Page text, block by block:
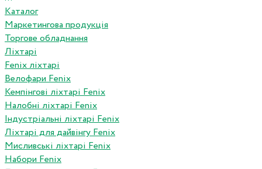
Каталог
Маркетингова продукція
Торгове обладнання
Ліхтарі
Fenix ліхтарі
Велофари Fenix
Кемпінгові ліхтарі Fenix
Налобні ліхтарі Fenix
Індустріальні ліхтарі Fenix
Ліхтарі для дайвінгу Fenix
Мисливські ліхтарі Fenix
Набори Fenix